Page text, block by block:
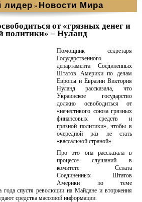
лидер » Новости Мира
от «грязных денег и
политики» – Нуланд
Помощник секретаря
Государственного
департамента Соединенных
Штатов Америки по делам
Европы и Евразии Виктория
Нуланд рассказала, что
Украинское государство
должно освободиться от
«нечестивого союза грязных
финансовых средств и
грязной политики», чтобы в
очередной раз не стать
«вассальной страной».
Про это она рассказала в
процессе слушаний в
комитете Сената
Соединенных Штатов
Америки по теме
спустя революции на Майдане и вторжения
средства массовой информации.